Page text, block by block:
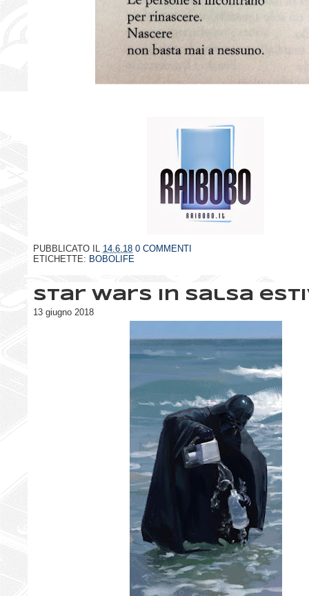
PUBBLICATO IL 14.6.18 0 COMMENTI
ETICHETTE: BOBOLIFE
Star wars in salsa
13 giugno 2018